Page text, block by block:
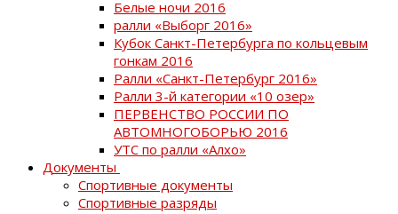
Белые ночи 2016
ралли «Выборг 2016»
Кубок Санкт-Петербурга по кольцевым
гонкам 2016
Ралли «Санкт-Петербург 2016»
Ралли 3-й категории «10 озер»
ПЕРВЕНСТВО РОССИИ ПО
АВТОМНОГОБОРЬЮ 2016
УТС по ралли «Алхо»
Документы
Спортивные документы
Спортивные разряды